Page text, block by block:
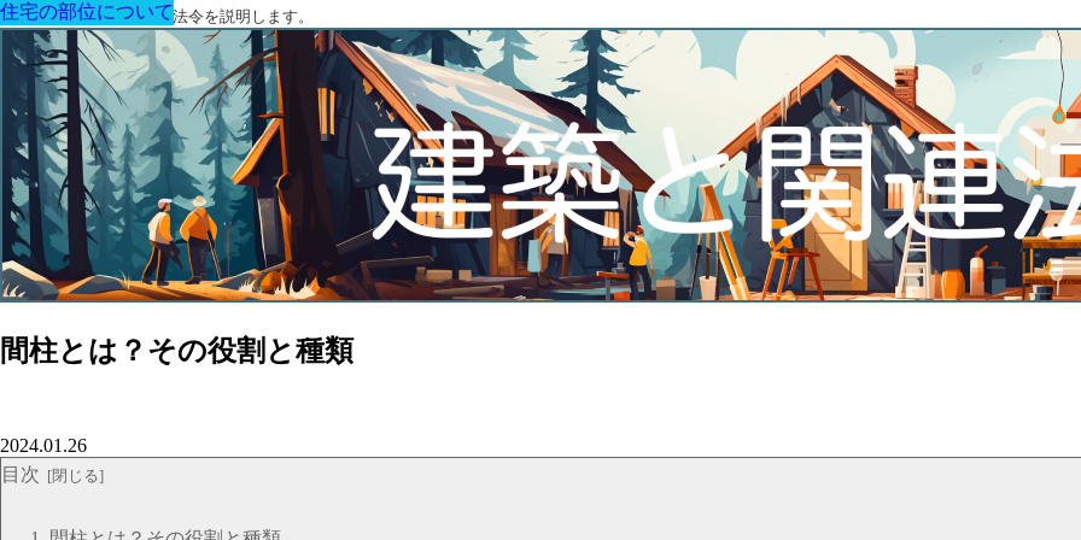
建築に関する用語と関連法令を説明します。
間柱とは？その役割と種類
住宅の部位について
2024.01.26
目次
住宅の部位について
住宅の部位について
住宅の部位について
住宅の部位について
住宅の部位について
住宅の部位について